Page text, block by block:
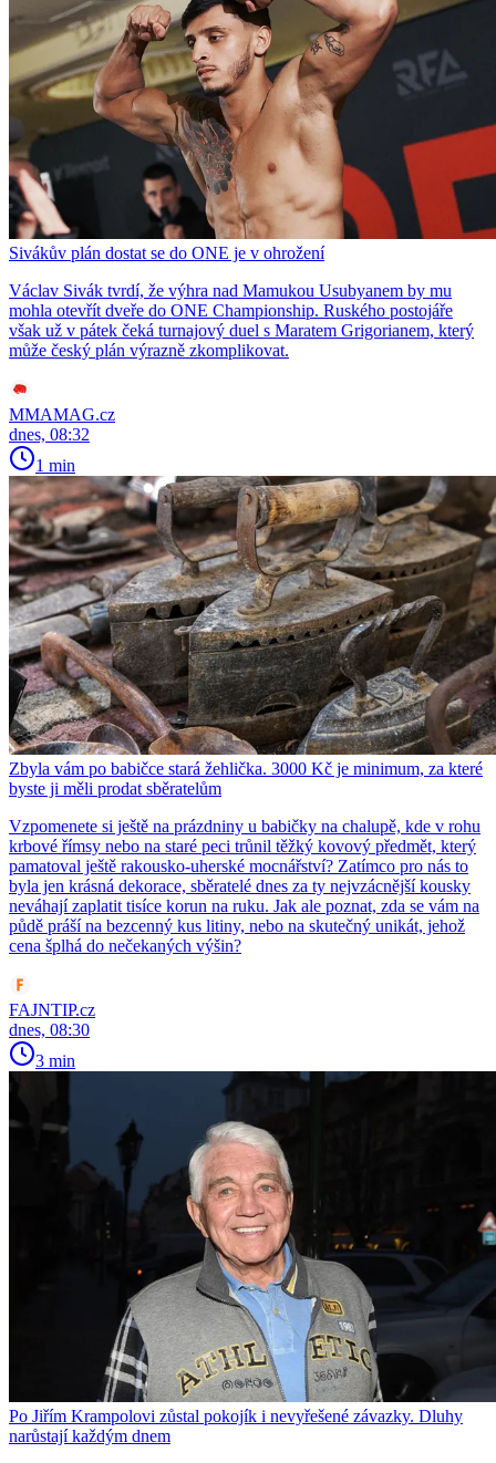
Sivákův plán dostat se do ONE je v ohrožení
Václav Sivák tvrdí, že výhra nad Mamukou Usubyanem by mu
mohla otevřít dveře do ONE Championship. Ruského postojáře
však už v pátek čeká turnajový duel s Maratem Grigorianem, který
může český plán výrazně zkomplikovat.
MMAMAG.cz
dnes, 08:32
1 min
Zbyla vám po babičce stará žehlička. 3000 Kč je minimum, za které
byste ji měli prodat sběratelům
Vzpomenete si ještě na prázdniny u babičky na chalupě, kde v rohu
krbové římsy nebo na staré peci trůnil těžký kovový předmět, který
pamatoval ještě rakousko-uherské mocnářství? Zatímco pro nás to
byla jen krásná dekorace, sběratelé dnes za ty nejvzácnější kousky
neváhají zaplatit tisíce korun na ruku. Jak ale poznat, zda se vám na
půdě práší na bezcenný kus litiny, nebo na skutečný unikát, jehož
cena šplhá do nečekaných výšin?
FAJNTIP.cz
dnes, 08:30
3 min
Po Jiřím Krampolovi zůstal pokojík i nevyřešené závazky. Dluhy
narůstají každým dnem